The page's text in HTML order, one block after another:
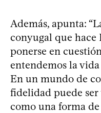
Además, apunta:
conyugal que hace
ponerse en
entendemos la
En un mundo de
fidelidad puede
como una forma